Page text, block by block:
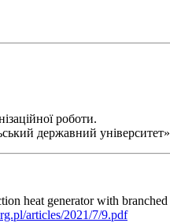
роботи.
державний університет»
heat generator with
articles/2021/7/9.pdf